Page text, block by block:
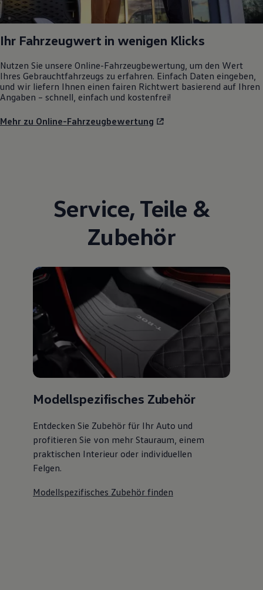
Ihr Fahrzeugwert in wenigen Klicks
Nutzen Sie unsere Online-Fahrzeugbewertung, um den Wert
Ihres Gebrauchtfahrzeugs zu erfahren. Einfach Daten eingeben,
und wir liefern Ihnen einen fairen Richtwert basierend auf Ihren
Angaben – schnell, einfach und kostenfrei!
Mehr zu Online-Fahrzeugbewertung
Service, Teile &
Zubehör
Modellspezifisches Zubehör
Entdecken Sie Zubehör für Ihr Auto und
profitieren Sie von mehr Stauraum, einem
praktischen Interieur oder individuellen
Felgen.
Modellspezifisches Zubehör finden